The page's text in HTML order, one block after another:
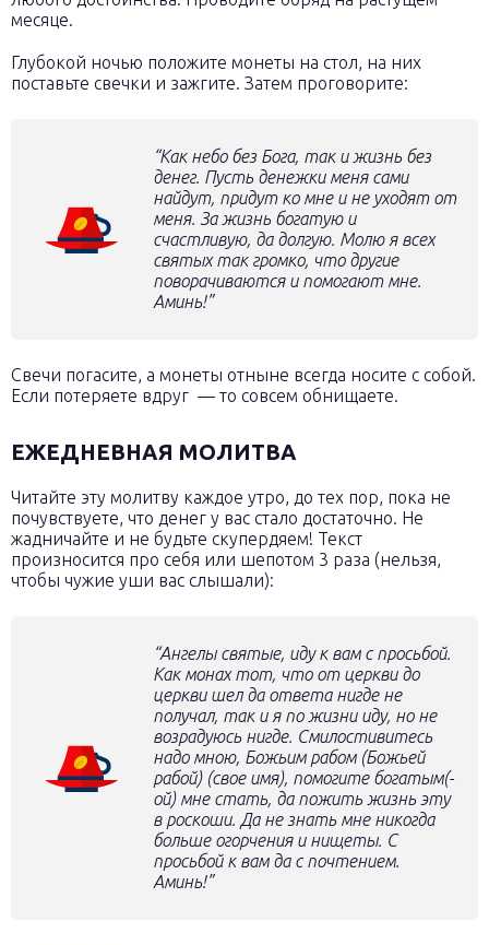
месяце.
Глубокой ночью положите монеты на стол, на них
поставьте свечки и зажгите. Затем проговорите:
“Как небо без Бога, так и жизнь без
денег. Пусть денежки меня сами
найдут, придут ко мне и не уходят от
меня. За жизнь богатую и
счастливую, да долгую. Молю я всех
святых так громко, что другие
поворачиваются и помогают мне.
Аминь!”
Свечи погасите, а монеты отныне всегда носите с собой.
Если потеряете вдруг — то совсем обнищаете.
ЕЖЕДНЕВНАЯ МОЛИТВА
Читайте эту молитву каждое утро, до тех пор, пока не
почувствуете, что денег у вас стало достаточно. Не
жадничайте и не будьте скупердяем! Текст
произносится про себя или шепотом 3 раза (нельзя,
чтобы чужие уши вас слышали):
“Ангелы святые, иду к вам с просьбой.
Как монах тот, что от церкви до
церкви шел да ответа нигде не
получал, так и я по жизни иду, но не
возрадуюсь нигде. Смилостивитесь
надо мною, Божьим рабом (Божьей
рабой) (свое имя), помогите богатым(-
ой) мне стать, да пожить жизнь эту
в роскоши. Да не знать мне никогда
больше огорчения и нищеты. С
просьбой к вам да с почтением.
Аминь!”